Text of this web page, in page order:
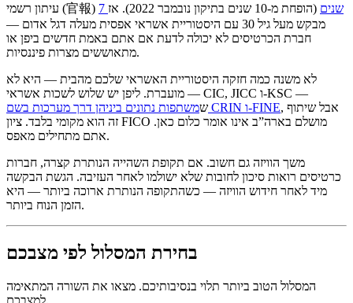
עיתון רשמי (官報)
7 שנים
(הופחת מ-10 שנים בתיקון נובמבר 2022). אז
מבקש מעל גיל 30 עם היסטוריית אשראי אפסית מעלה דגל אדום —
חברת הכרטיסים לא יכולה לדעת אם אתם באמת חדשים ביפן או
מתאוששים מצרות פיננסיות.
לא משנה כמה חזקה היסטוריית האשראי שלכם מהבית — היא לא
מועברת. ליפן יש שלוש לשכות אשראי — CIC, JICC ו-KSC —
ש
משתפות נתונים ביניהן דרך מערכות בשם CRIN ו-FINE, אבל שיתוף
זה הוא מקומי בלבד. ציון FICO מושלם בארה”ב אינו אומר כלום כאן.
אתם מתחילים מאפס.
משך הוויזה גם חשוב. אם תקופת השהייה הנותרת קצרה, חברות
כרטיסים רואות סיכון לחובות שלא ישולמו לאחר העזיבה. הגשת הבקשה
מיד לאחר חידוש הוויזה — כשהתקופה הנותרת ארוכה ביותר — היא
הזמן הנוח ביותר.
בחירת המסלול לפי מצבכם
המסלול הטוב ביותר תלוי בנסיבותיכם. מצאו את השורה המתאימה
למצבכם.